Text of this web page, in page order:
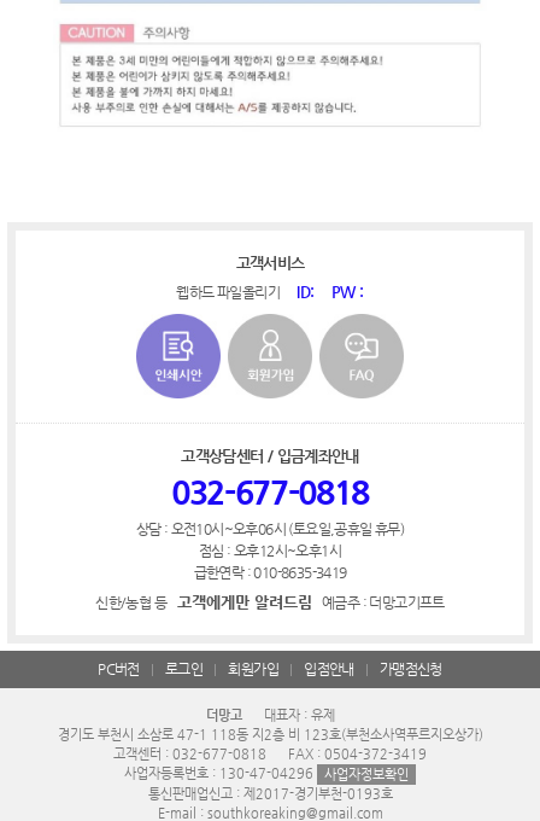
고객서비스
웹하드 파일올리기 ID: PW :
고객상담센터 / 입금계좌안내
032-677-0818
상담 : 오전10시~오후06시 (토요일,공휴일 휴무)
점심 : 오후12시~오후1시
급한연락 : 010-8635-3419
신한/농협 등 고객에게만 알려드림 예금주 : 더망고기프트
PC버전 로그인 회원가입 입점안내 가맹점신청
더망고
대표자 : 유제
경기도 부천시 소삼로 47-1 118동 지2층 비 123호(부천소사역푸르지오상가)
고객센터 : 032-677-0818
FAX : 0504-372-3419
사업자등록번호 : 130-47-04296
사업자정보확인
통신판매업신고 : 제2017-경기부천-0193호
E-mail : southkoreaking@gmail.com